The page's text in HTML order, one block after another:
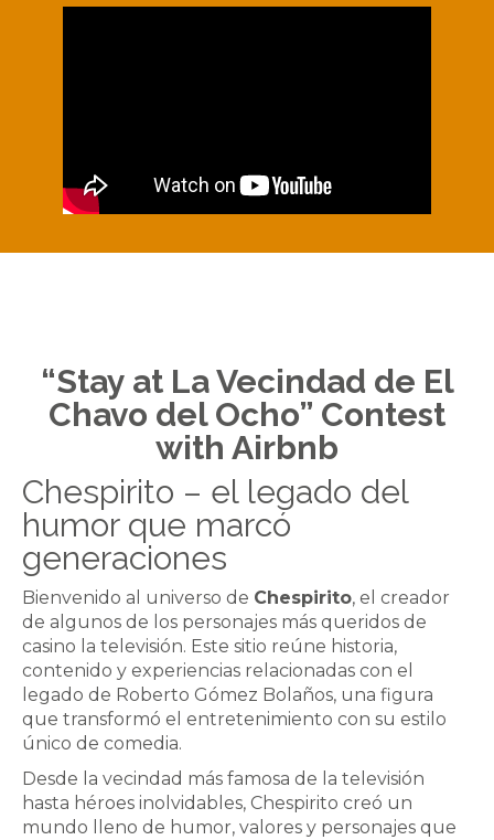
“Stay at La Vecindad de El
Chavo del Ocho” Contest
with Airbnb
Chespirito – el legado del
humor que marcó
generaciones
Bienvenido al universo de Chespirito, el creador
de algunos de los personajes más queridos de
casino la televisión. Este sitio reúne historia,
contenido y experiencias relacionadas con el
legado de Roberto Gómez Bolaños, una figura
que transformó el entretenimiento con su estilo
único de comedia.
Desde la vecindad más famosa de la televisión
hasta héroes inolvidables, Chespirito creó un
mundo lleno de humor, valores y personajes que